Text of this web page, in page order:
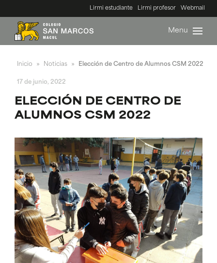
Lirmi estudiante Lirmi profesor Webmail
Menu
Inicio » Noticias » Elección de Centro de Alumnos CSM 2022
17 de junio, 2022
ELECCIÓN DE CENTRO DE
ALUMNOS CSM 2022